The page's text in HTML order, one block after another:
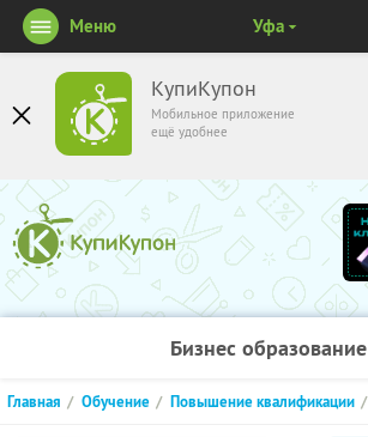
КупиКупон
Мобильное приложение
ещё удобнее
Меню Уфа
Бизнес образование
Главная Обучение Повышение квалификации